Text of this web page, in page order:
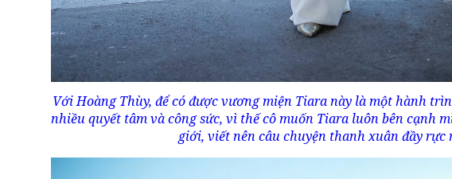
Với Hoàng Thùy, để có được vương miện Tiara này là một hành
nhiều quyết tâm và công sức, vì thế cô muốn Tiara luôn bên cạnh
giới, viết nên câu chuyện thanh xuân đầy rực